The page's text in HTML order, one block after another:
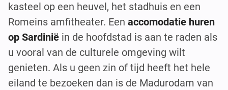
kasteel op een heuvel, het stadhuis en een
Romeins amfitheater. Een accomodatie huren
op Sardinië in de hoofdstad is aan te raden als
u vooral van de culturele omgeving wilt
genieten. Als u geen zin of tijd heeft het hele
eiland te bezoeken dan is de Madurodam van